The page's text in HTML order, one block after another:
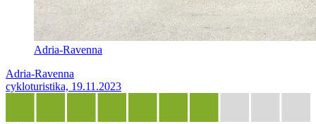
Adria-Ravenna
Adria-Ravenna
cykloturistika, 19.11.2023